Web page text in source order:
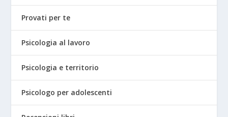
Provati per te
Psicologia al lavoro
Psicologia e territorio
Psicologo per adolescenti